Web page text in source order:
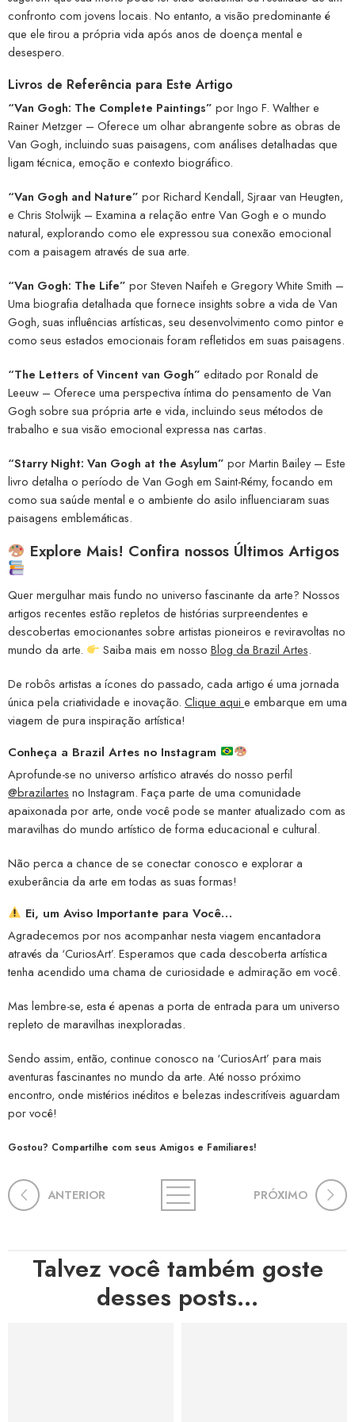
confronto com jovens locais. No entanto, a visão predominante é
que ele tirou a própria vida após anos de doença mental e
desespero.
Livros de Referência para Este Artigo
“Van Gogh: The Complete Paintings” por Ingo F. Walther e
Rainer Metzger – Oferece um olhar abrangente sobre as obras de
Van Gogh, incluindo suas paisagens, com análises detalhadas que
ligam técnica, emoção e contexto biográfico.
“Van Gogh and Nature” por Richard Kendall, Sjraar van Heugten,
e Chris Stolwijk – Examina a relação entre Van Gogh e o mundo
natural, explorando como ele expressou sua conexão emocional
com a paisagem através de sua arte.
“Van Gogh: The Life” por Steven Naifeh e Gregory White Smith –
Uma biografia detalhada que fornece insights sobre a vida de Van
Gogh, suas influências artísticas, seu desenvolvimento como pintor e
como seus estados emocionais foram refletidos em suas paisagens.
“The Letters of Vincent van Gogh” editado por Ronald de
Leeuw – Oferece uma perspectiva íntima do pensamento de Van
Gogh sobre sua própria arte e vida, incluindo seus métodos de
trabalho e sua visão emocional expressa nas cartas.
“Starry Night: Van Gogh at the Asylum” por Martin Bailey – Este
livro detalha o período de Van Gogh em Saint-Rémy, focando em
como sua saúde mental e o ambiente do asilo influenciaram suas
paisagens emblemáticas.
Explore Mais! Confira nossos Últimos Artigos
Quer mergulhar mais fundo no universo fascinante da arte? Nossos
artigos recentes estão repletos de histórias surpreendentes e
descobertas emocionantes sobre artistas pioneiros e reviravoltas no
mundo da arte.
Saiba mais em nosso Blog da Brazil Artes.
De robôs artistas a ícones do passado, cada artigo é uma jornada
única pela criatividade e inovação. Clique aqui e embarque em uma
viagem de pura inspiração artística!
Conheça a Brazil Artes no Instagram
Aprofunde-se no universo artístico através do nosso perfil
@brazilartes no Instagram. Faça parte de uma comunidade
apaixonada por arte, onde você pode se manter atualizado com as
maravilhas do mundo artístico de forma educacional e cultural.
Não perca a chance de se conectar conosco e explorar a
exuberância da arte em todas as suas formas!
Ei, um Aviso Importante para Você…
Agradecemos por nos acompanhar nesta viagem encantadora
através da ‘CuriosArt’. Esperamos que cada descoberta artística
tenha acendido uma chama de curiosidade e admiração em você.
Mas lembre-se, esta é apenas a porta de entrada para um universo
repleto de maravilhas inexploradas.
Sendo assim, então, continue conosco na ‘CuriosArt’ para mais
aventuras fascinantes no mundo da arte. Até nosso próximo
encontro, onde mistérios inéditos e belezas indescritíveis aguardam
por você!
Gostou? Compartilhe com seus Amigos e Familiares!
ANTERIOR PRÓXIMO
Talvez você também goste
desses posts...